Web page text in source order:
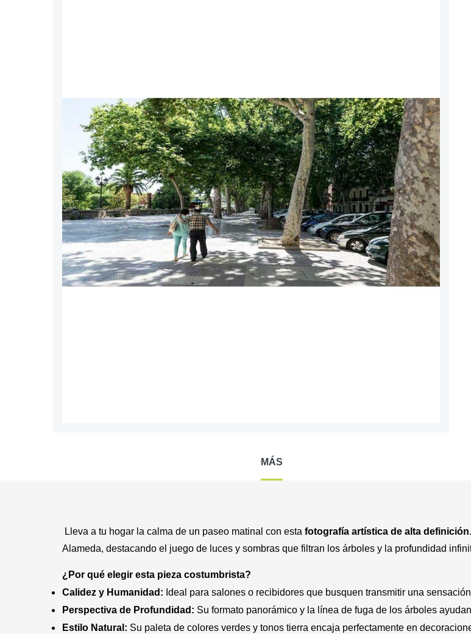
MÁS
Lleva a tu hogar la calma de un paseo matinal con esta fotografía artística de alta definición
Alameda, destacando el juego de luces y sombras que filtran los árboles y la profundidad
¿Por qué elegir esta pieza costumbrista?
Calidez y Humanidad: Ideal para salones o recibidores que busquen transmitir una
Perspectiva de Profundidad: Su formato panorámico y la línea de fuga de los árboles
Estilo Natural: Su paleta de colores verdes y tonos tierra encaja perfectamente en